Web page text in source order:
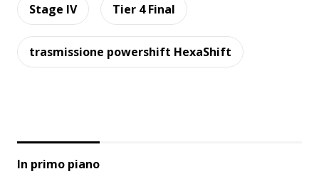
Stage IV Tier 4 Final
trasmissione powershift HexaShift
In primo piano